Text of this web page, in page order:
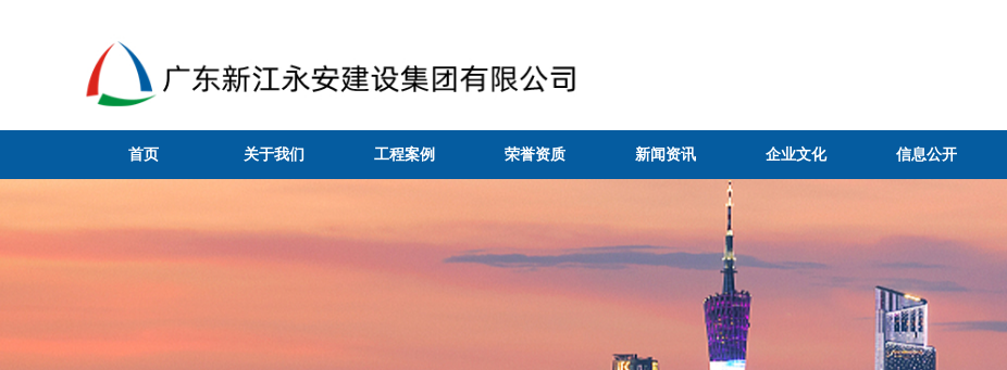
首页 关于我们 工程案例 荣誉资质 新闻资讯 企业文化 信息公开